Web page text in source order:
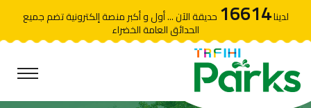
لدينا16614 حديقة الآن ... أول و أكبر منصة إلكترونية تضم جميع
الحدائق العامة الخضراء